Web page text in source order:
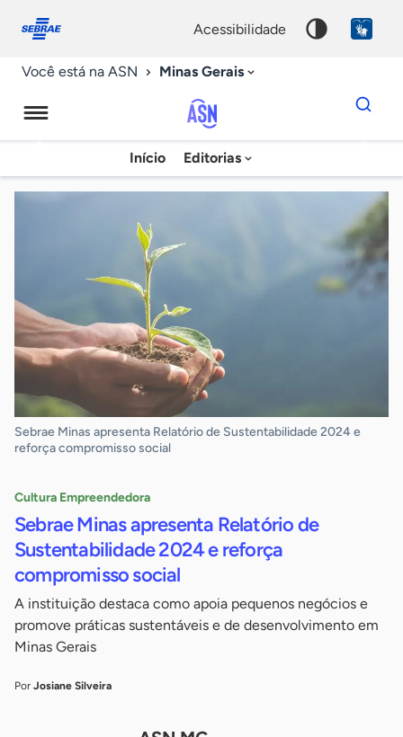
conosco
acessibilidade
Você está na ASN Minas Gerais
Agência
Sebrae
Notícias
Início Editorias
Dados
para
chave
Sebrae Minas apresenta Relatório de Sustentabilidade 2024 e
reforça compromisso social
Cultura Empreendedora
Sebrae Minas apresenta Relatório de
Sustentabilidade 2024 e reforça
compromisso social
A instituição destaca como apoia pequenos negócios e
promove práticas sustentáveis e de desenvolvimento em
Minas Gerais
Por Josiane Silveira